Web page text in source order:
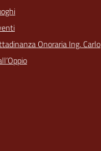
Onoraria Ing. Carlo